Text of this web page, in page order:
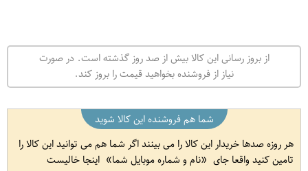
از بروز رسانی این کالا بیش از صد روز گذشته است. در صورت
نیاز از فروشنده بخواهید قیمت را بروز کند.
شما هم فروشنده این کالا شوید
هر روزه صدها خریدار این کالا را می بینند اگر شما هم می توانید این کالا را
تامین کنید واقعا جای
نام و شماره موبایل شما اینجا خالیست